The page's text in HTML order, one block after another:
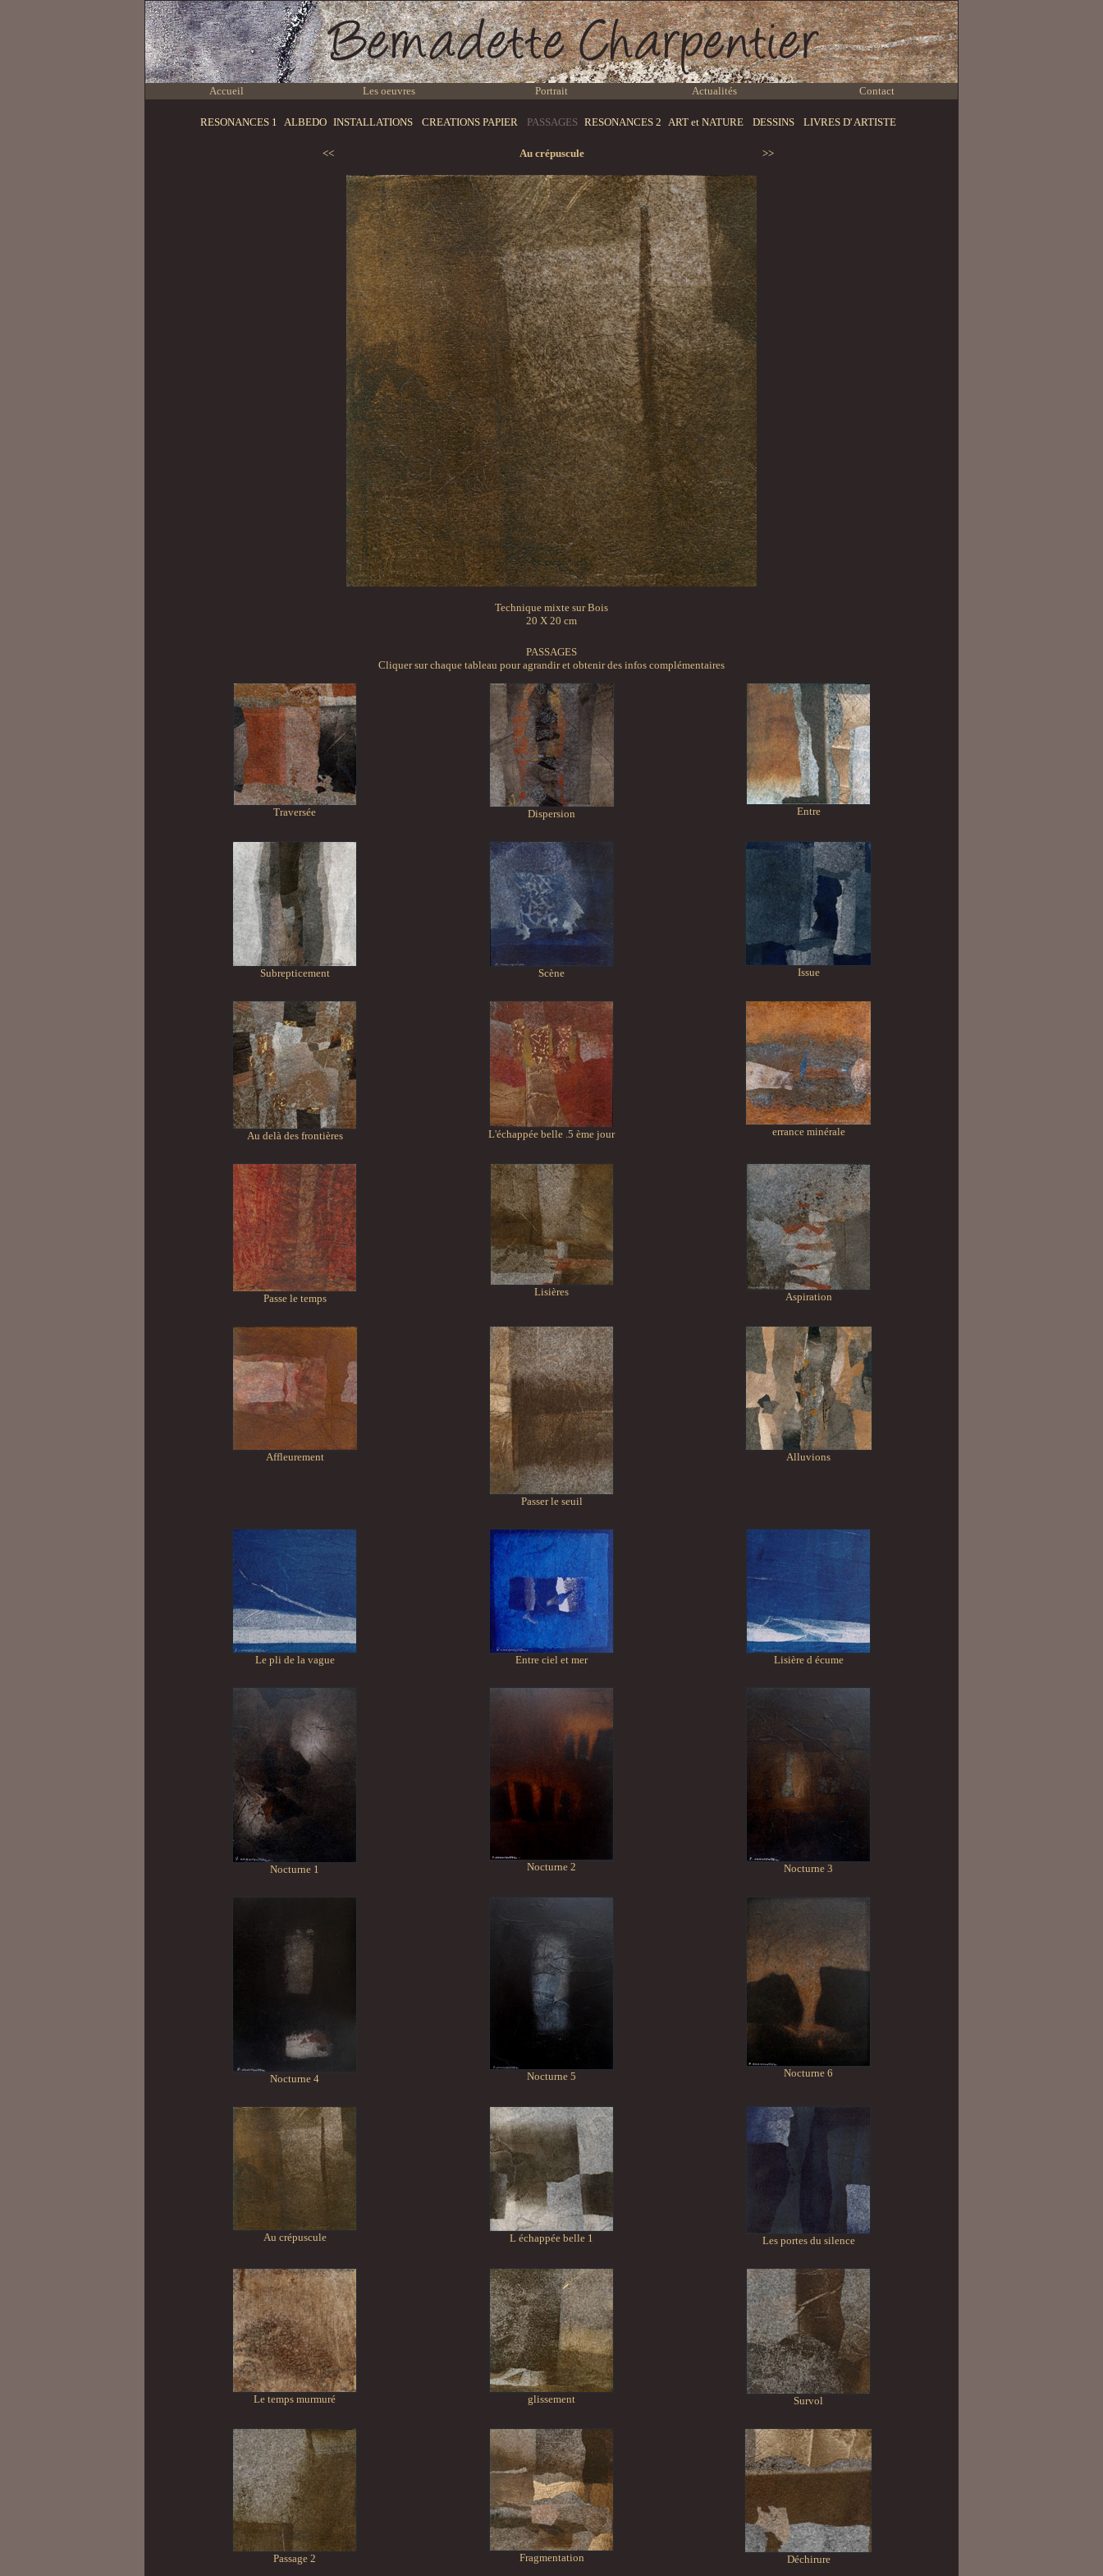
Accueil Les oeuvres Portrait Actualités Contact
RESONANCES 1 ALBEDO INSTALLATIONS CREATIONS PAPIER PASSAGES RESONANCES 2 ART et NATURE DESSINS LIVRES D' ARTISTE
<< Au crépuscule
Technique mixte sur Bois
20 X 20 cm
>>
PASSAGES
Cliquer sur chaque tableau pour agrandir et obtenir des infos complémentaires
Traversée Dispersion Entre
Subrepticement Scène Issue
Au delà des frontières L'échappée belle .5 ème jour errance minérale
Passe le temps
Lisières Aspiration
Affleurement
Passer le seuil
Alluvions
Le pli de la vague Entre ciel et mer Lisière d écume
Nocturne 1 Nocturne 2 Nocturne 3
Nocturne 4 Nocturne 5 Nocturne 6
Au crépuscule L échappée belle 1 Les portes du silence
Le temps murmuré glissement Survol
Passage 2 Fragmentation Déchirure